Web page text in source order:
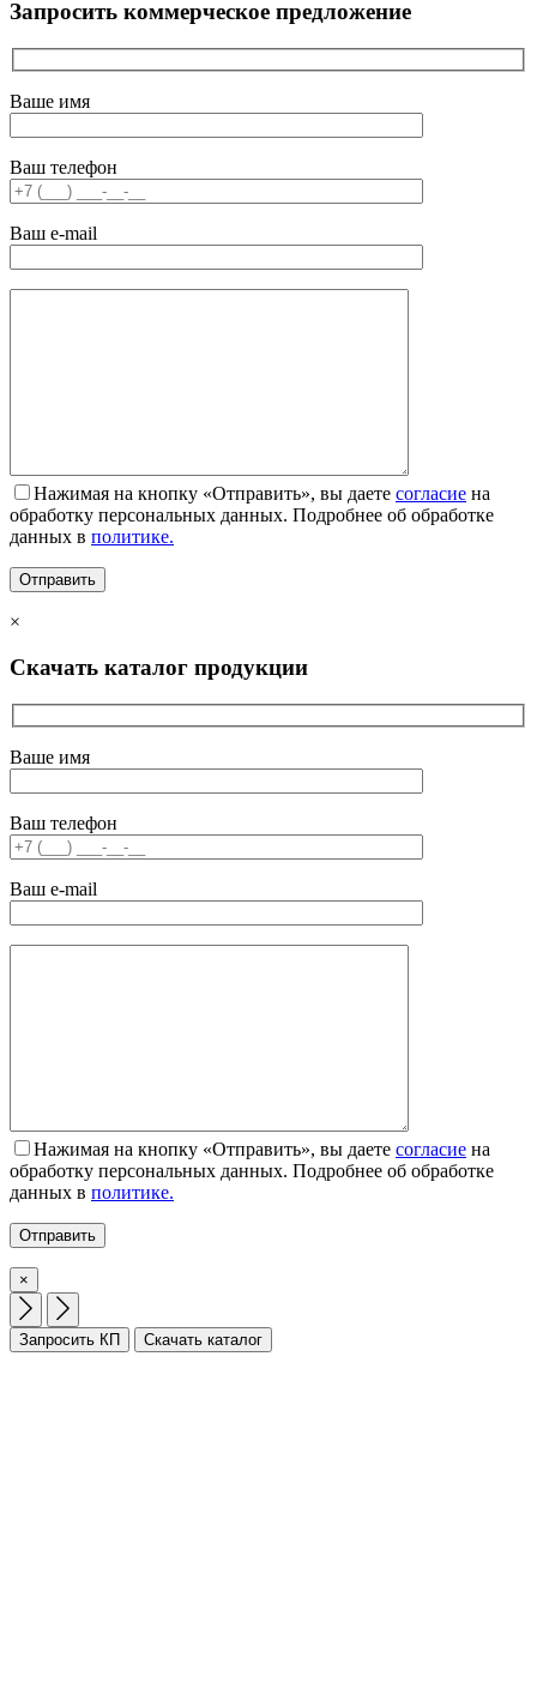
Запросить коммерческое предложение
Ваше имя
Ваш телефон
Ваш e-mail
Нажимая на кнопку «Отправить», вы даете согласие на
обработку персональных данных. Подробнее об обработке
данных в политике.
×
Скачать каталог продукции
Ваше имя
Ваш телефон
Ваш e-mail
Нажимая на кнопку «Отправить», вы даете согласие на
обработку персональных данных. Подробнее об обработке
данных в политике.
×
Запросить КП Скачать каталог